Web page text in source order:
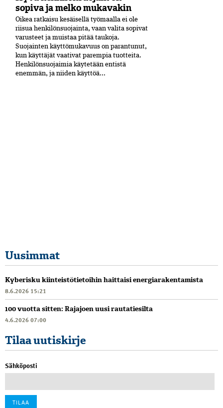
sopiva ja melko mukavakin
Oikea ratkaisu kesäisellä työmaalla ei ole
riisua henkilönsuojainta, vaan valita sopivat
varusteet ja muistaa pitää taukoja.
Suojainten käyttömukavuus on parantunut,
kun käyttäjät vaativat parempia tuotteita.
Henkilönsuojaimia käytetään entistä
enemmän, ja niiden käyttöä...
Uusimmat
Kyberisku kiinteistötietoihin haittaisi energiarakentamista
8.6.2026 15:21
100 vuotta sitten: Rajajoen uusi rautatiesilta
4.6.2026 07:00
Tilaa uutiskirje
Sähköposti